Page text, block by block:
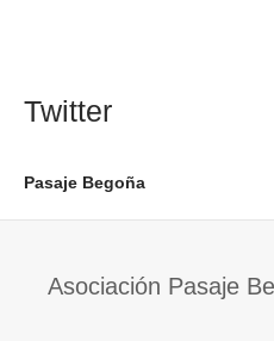
Twitter
Pasaje Begoña
Asociación Pasaje